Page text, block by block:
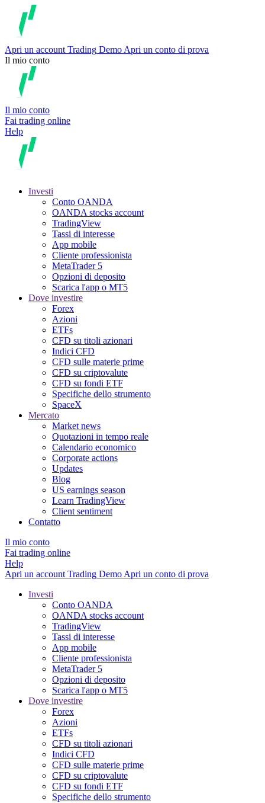
Apri un account Trading Demo Apri un conto di prova
Il mio conto
Il mio conto
Fai trading online
Help
Investi
Conto OANDA
OANDA stocks account
TradingView
Tassi di interesse
App mobile
Cliente professionista
MetaTrader 5
Opzioni di deposito
Scarica l'app o MT5
Dove investire
Forex
Azioni
ETFs
CFD su titoli azionari
Indici CFD
CFD sulle materie prime
CFD su criptovalute
CFD su fondi ETF
Specifiche dello strumento
SpaceX
Mercato
Market news
Quotazioni in tempo reale
Calendario economico
Corporate actions
Updates
Blog
US earnings season
Learn TradingView
Client sentiment
Contatto
Il mio conto
Fai trading online
Help
Apri un account Trading Demo Apri un conto di prova
Investi
Conto OANDA
OANDA stocks account
TradingView
Tassi di interesse
App mobile
Cliente professionista
MetaTrader 5
Opzioni di deposito
Scarica l'app o MT5
Dove investire
Forex
Azioni
ETFs
CFD su titoli azionari
Indici CFD
CFD sulle materie prime
CFD su criptovalute
CFD su fondi ETF
Specifiche dello strumento